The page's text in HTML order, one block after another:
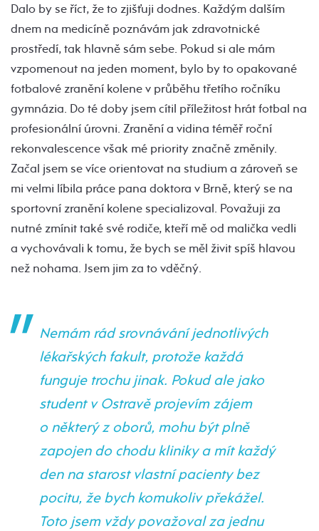
Dalo by se říct, že to zjišťuji dodnes. Každým dalším
dnem na medicíně poznávám jak zdravotnické
prostředí, tak hlavně sám sebe. Pokud si ale mám
vzpomenout na jeden moment, bylo by to opakované
fotbalové zranění kolene v průběhu třetího ročníku
gymnázia. Do té doby jsem cítil příležitost hrát fotbal na
profesionální úrovni. Zranění a vidina téměř roční
rekonvalescence však mé priority značně změnily.
Začal jsem se více orientovat na studium a zároveň se
mi velmi líbila práce pana doktora v Brně, který se na
sportovní zranění kolene specializoval. Považuji za
nutné zmínit také své rodiče, kteří mě od malička vedli
a vychovávali k tomu, že bych se měl živit spíš hlavou
než nohama. Jsem jim za to vděčný.
Nemám rád srovnávání jednotlivých
lékařských fakult, protože každá
funguje trochu jinak. Pokud ale jako
student v Ostravě projevím zájem
o některý z oborů, mohu být plně
zapojen do chodu kliniky a mít každý
den na starost vlastní pacienty bez
pocitu, že bych komukoliv překážel.
Toto jsem vždy považoval za jednu